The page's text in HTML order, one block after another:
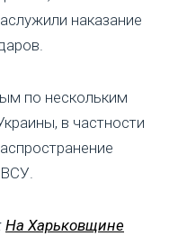
наказание
по нескольким
в частности
На Харьковщине